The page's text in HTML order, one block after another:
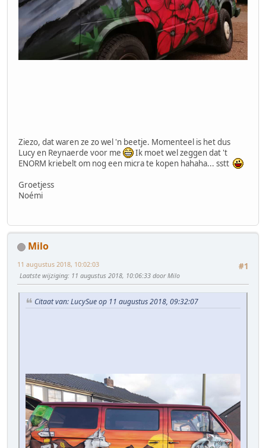
Ziezo, dat waren ze zo wel 'n beetje. Momenteel is het dus
Lucy en Reynaerde voor me
Ik moet wel zeggen dat 't
ENORM kriebelt om nog een micra te kopen hahaha... sstt
Groetjess
Noémi
Milo
#1
11 augustus 2018, 10:02:03
Laatste wijziging: 11 augustus 2018, 10:06:33 door Milo
Citaat van: LucySue op 11 augustus 2018, 09:32:07